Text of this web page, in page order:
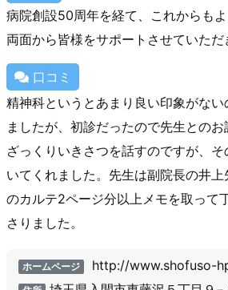
病院創設50周年を経て、これからも
両面から皆様をサポートさせていただ
口コミ
精神科というとあまり良い印象がない
ましたが、初診だったので先生との
ざっくりいきさつを話すのですが、
いてくれました。先生は副院長の井
のカルテ2ページ分以上メモを取って
さりました。
ホームページ http://www.shofuso-